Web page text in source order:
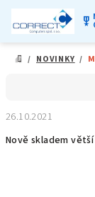
military_tech
DOMŮ
/ NOVINKY /
26.10.2021
Nově skladem